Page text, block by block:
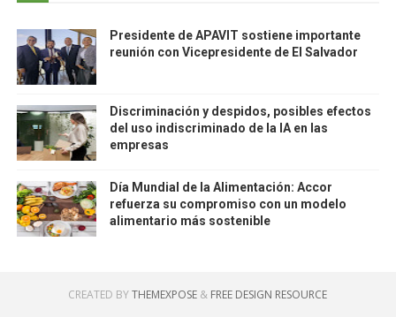
Presidente de APAVIT sostiene importante
reunión con Vicepresidente de El Salvador
Discriminación y despidos, posibles efectos
del uso indiscriminado de la IA en las
empresas
Día Mundial de la Alimentación: Accor
refuerza su compromiso con un modelo
alimentario más sostenible
CREATED BYTHEMEXPOSE & FREE DESIGN RESOURCE